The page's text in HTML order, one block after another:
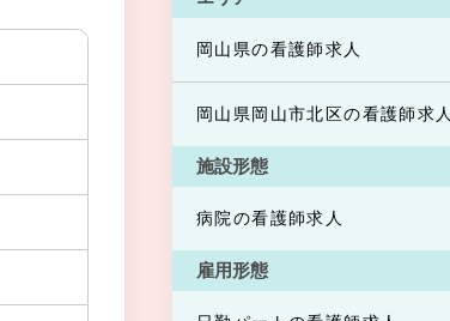
岡山県の看護師求人
岡山県岡山市北区の看護師求人
施設形態
病院の看護師求人
雇用形態